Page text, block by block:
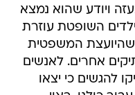
ויודע שהוא נמצא
השופטת עוזרת
שהיועצת המשפטית
אחרים. לאנשים
להגשים כי יצאו